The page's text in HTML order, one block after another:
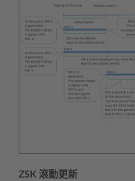
ZSK 滾動更新